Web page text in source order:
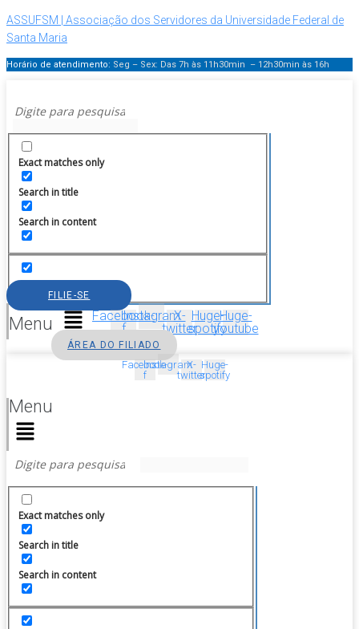
ASSUFSM | Associação dos Servidores da Universidade Federal de
Santa Maria
Horário de atendimento: Seg – Sex: Das 7h às 11h30min – 12h30min às 16h
Exact matches only
Search in title
Search in content
Menu
FILIE-SE
Facebook-
f
InstagramX-
twitter
Huge-
spotify
Huge-
youtube
ÁREA DO FILIADO
Facebook-
f
InstagramX-
twitter
Huge-
spotify
Menu
Exact matches only
Search in title
Search in content